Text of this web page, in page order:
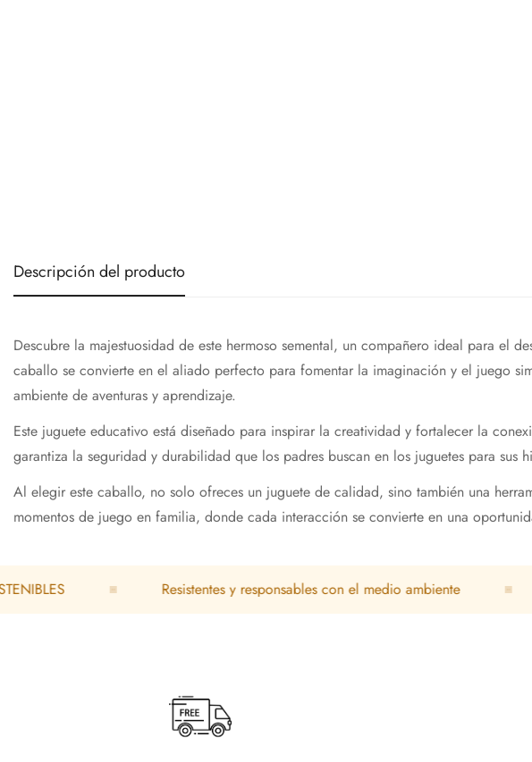
Descripción del producto
Descubre la majestuosidad de este hermoso semental, un compañero ideal para el
caballo se convierte en el aliado perfecto para fomentar la imaginación y el juego
ambiente de aventuras y aprendizaje.
Este juguete educativo está diseñado para inspirar la creatividad y fortalecer la
garantiza la seguridad y durabilidad que los padres buscan en los juguetes para sus
Al elegir este caballo, no solo ofreces un juguete de calidad, sino también una
momentos de juego en familia, donde cada interacción se convierte en una
Resistentes y responsables con el medio ambiente